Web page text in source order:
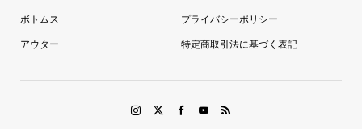
ボトムス
アウター
プライバシーポリシー
特定商取引法に基づく表記